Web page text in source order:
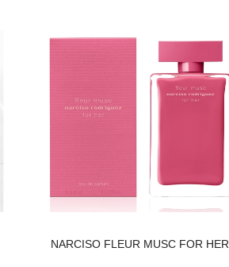
NARCISO FLEUR MUSC FOR HER